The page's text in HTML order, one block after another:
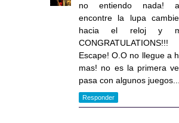
no entiendo nada!
encontre la lupa
hacia el reloj y
Escape! O.O no llegue a
mas! no es la primera
pasa con algunos
Responder